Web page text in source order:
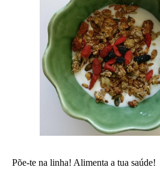
Põe-te na linha! Alimenta a tua saúde!